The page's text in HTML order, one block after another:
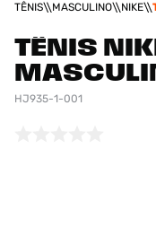
TÊNIS MASCULINO NIKE
TÊNIS
HJ935-1-001